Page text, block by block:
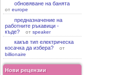
обновяване на банята
отeurope
предназначение на
работните ръкавици -
къде?
отspeaker
какъв тип електрическа
косачка да избера?
от
billionaire
Нови рецензии